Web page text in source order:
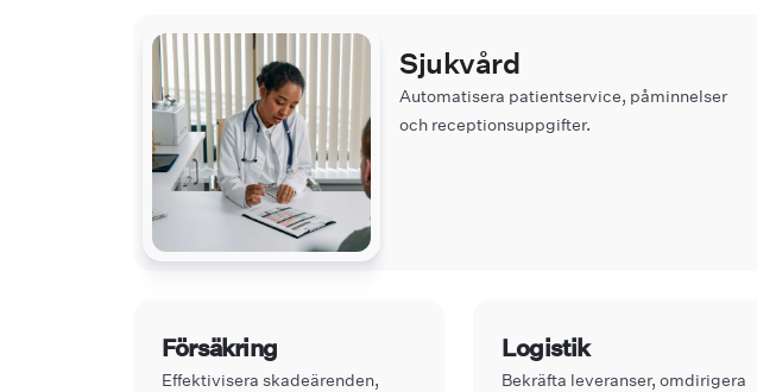
Sjukvård
Automatisera patientservice, påminnelser
och receptionsuppgifter.
Försäkring
Effektivisera skadeärenden,
Logistik
Bekräfta leveranser, omdirigera